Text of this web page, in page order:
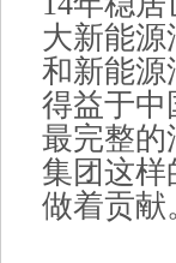
大新能
和新能源
得益于中
最完整的
集团这
做着贡献